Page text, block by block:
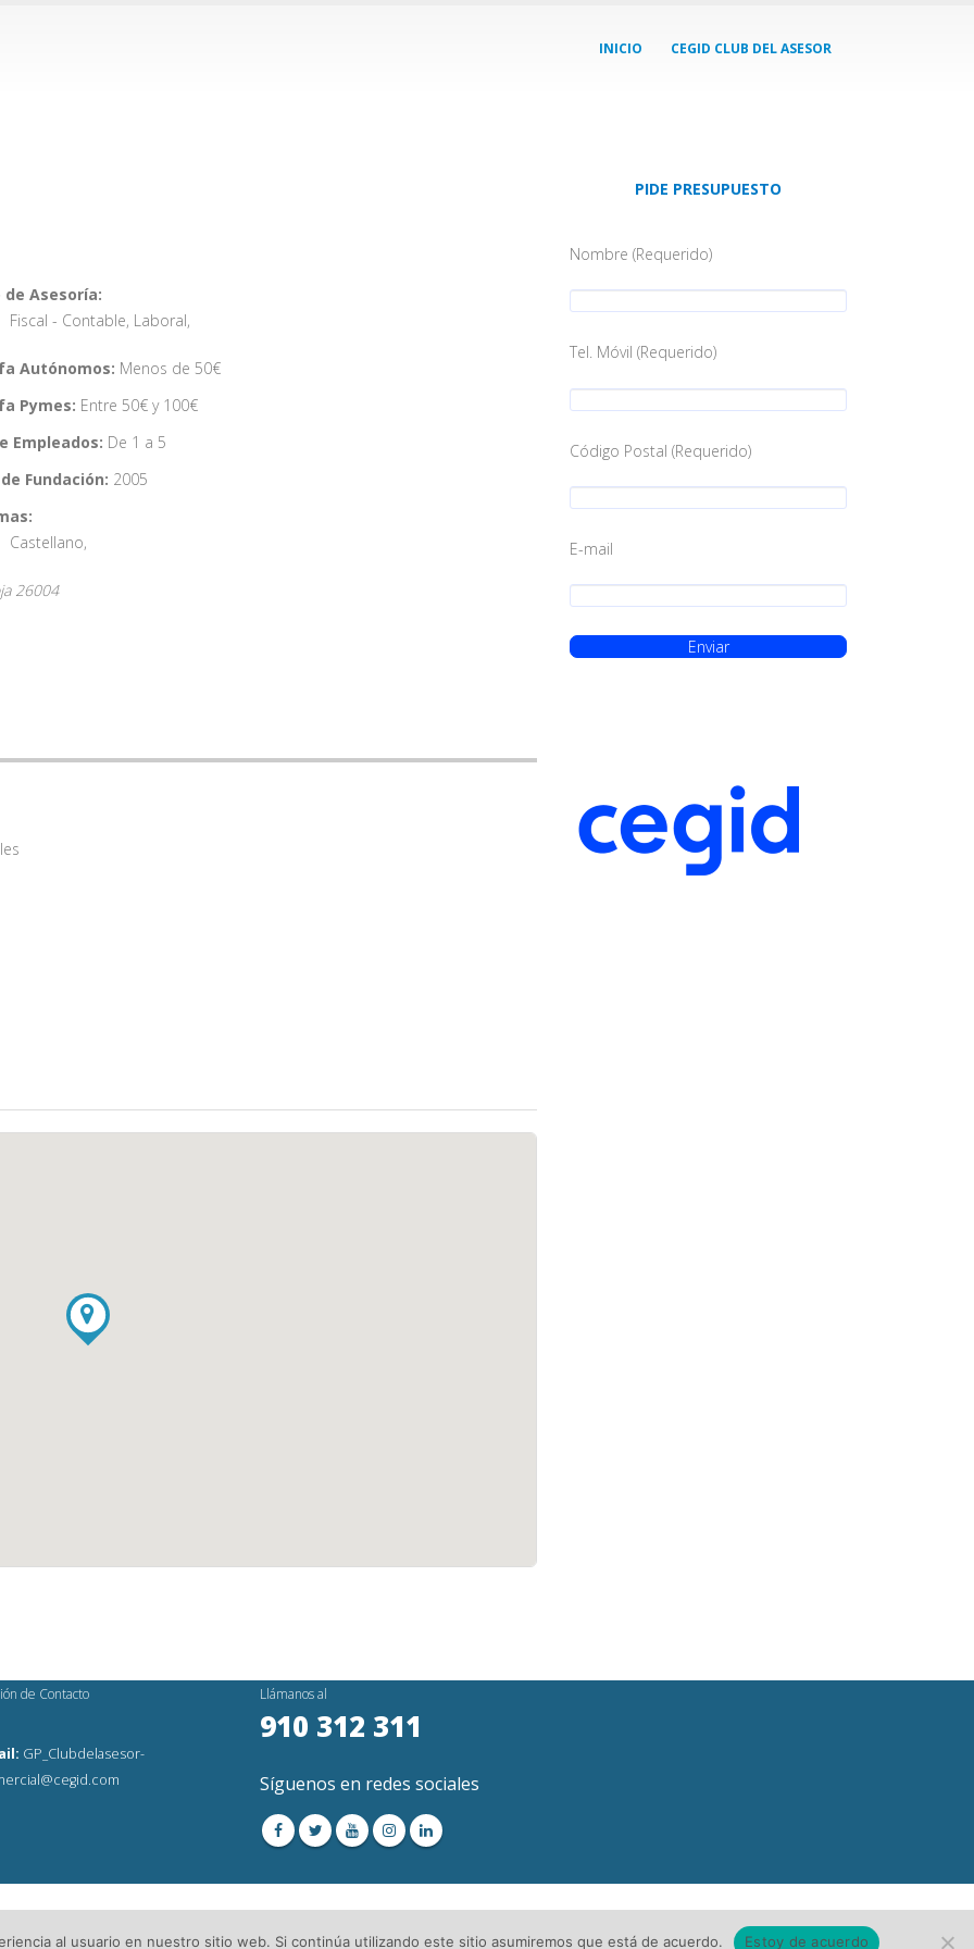
INICIO CEGID CLUB DEL ASESOR
de Asesoría:
Fiscal - Contable, Laboral,
Autónomos: Menos de 50€
Pymes: Entre 50€ y 100€
Empleados: De 1 a 5
Fundación: 2005
Castellano,
26004
PIDE PRESUPUESTO
Nombre (Requerido)
Tel. Móvil (Requerido)
Código Postal (Requerido)
E-mail
de Contacto
GP_Clubdelasesor-
Llámanos al
910 312 311
Síguenos en redes sociales
al usuario en nuestro sitio web. Si continúa utilizando este sitio asumiremos que está de acuerdo. Estoy de acuerdo